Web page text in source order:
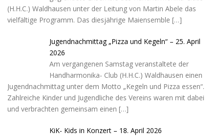
(H.H.C.) Waldhausen unter der Leitung von Martin Abele das
vielfältige Programm. Das diesjährige Maiensemble […]
Jugendnachmittag „Pizza und Kegeln“ – 25. April
2026
Am vergangenen Samstag veranstaltete der
Handharmonika- Club (H.H.C.) Waldhausen einen
Jugendnachmittag unter dem Motto „Kegeln und Pizza essen“.
Zahlreiche Kinder und Jugendliche des Vereins waren mit dabei
und verbrachten gemeinsam einen […]
KiK- Kids in Konzert – 18. April 2026